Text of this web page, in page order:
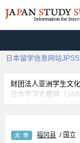
日本留学信息网站JPSS
财团法人亚洲学生文
日本学习支援网（
约1300个学校的大学
Law 学部、福冈县 / 国立